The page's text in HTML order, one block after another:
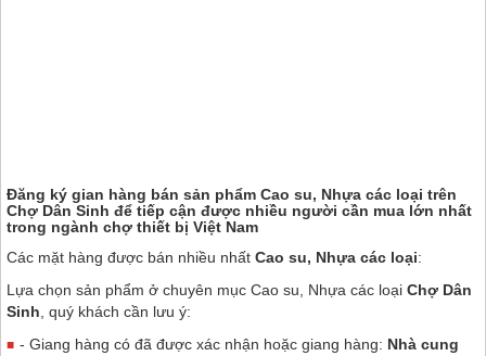
Đăng ký gian hàng bán sản phẩm Cao su, Nhựa các loại trên
Chợ Dân Sinh để tiếp cận được nhiều người cần mua lớn nhất
trong ngành chợ thiết bị Việt Nam
Các mặt hàng được bán nhiều nhất Cao su, Nhựa các loại:
Lựa chọn sản phẩm ở chuyên mục Cao su, Nhựa các loại Chợ Dân
Sinh, quý khách cần lưu ý:
- Giang hàng có đã được xác nhận hoặc giang hàng: Nhà cung